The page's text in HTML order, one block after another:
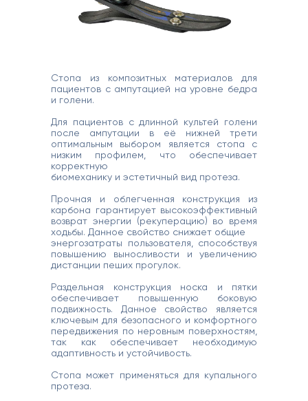
Стопа из композитных материалов для
пациентов с ампутацией на уровне бедра
и голени.
Для пациентов с длинной культей голени
после ампутации в её нижней трети
оптимальным выбором является стопа с
низким профилем, что обеспечивает
корректную
биомеханику и эстетичный вид протеза.
Прочная и облегченная конструкция из
карбона гарантирует высокоэффективный
возврат энергии (рекуперацию) во время
ходьбы. Данное свойство снижает общие
энергозатраты пользователя, способствуя
повышению выносливости и увеличению
дистанции пеших прогулок.
Раздельная конструкция носка и пятки
обеспечивает повышенную боковую
подвижность. Данное свойство является
ключевым для безопасного и комфортного
передвижения по неровным поверхностям,
так как обеспечивает необходимую
адаптивность и устойчивость.
Стопа может применяться для купального
протеза.